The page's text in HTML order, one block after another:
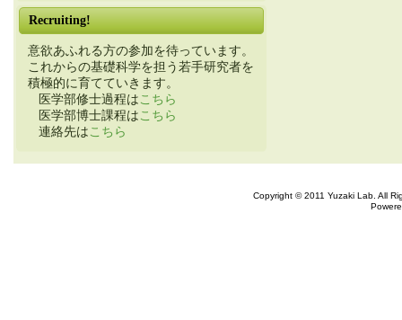
Recruiting!
意欲あふれる方の参加を待っています。
これからの基礎科学を担う若手研究者を
積極的に育てていきます。
医学部修士過程は こちら
医学部博士課程は こちら
連絡先は こちら
Copyright © 2011 Yuzaki Lab. All